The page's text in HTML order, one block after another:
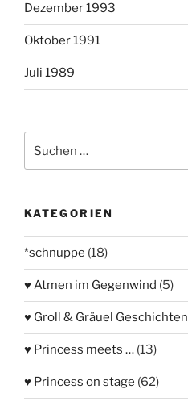
Dezember 1993
Oktober 1991
Juli 1989
nach:
KATEGORIEN
*schnuppe (18)
♥ Atmen im Gegenwind (5)
♥ Groll & Gräuel Geschichten
♥ Princess meets … (13)
♥ Princess on stage (62)